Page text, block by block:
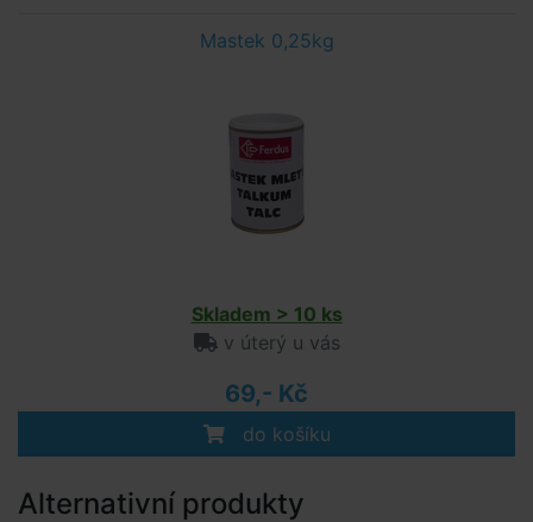
Mastek 0,25kg
Skladem > 10 ks
v úterý u vás
69,- Kč
do košíku
Alternativní produkty